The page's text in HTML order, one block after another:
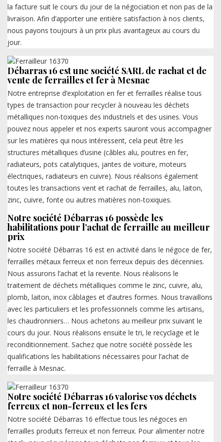
la facture suit le cours du jour de la négociation et non pas de la
livraison. Afin d’apporter une entière satisfaction à nos clients,
nous payons toujours à un prix plus avantageux au cours du
jour.
Débarras 16 est une société SARL de rachat et de
vente de ferrailles et fer à Mesnac
Notre entreprise d’exploitation en fer et ferrailles réalise tous
types de transaction pour recycler à nouveau les déchets
métalliques non-toxiques des industriels et des usines. Vous
pouvez nous appeler et nos experts sauront vous accompagner
sur les matières qui nous intéressent, cela peut être les
structures métalliques d’usine (câbles alu, poutres en fer,
radiateurs, pots catalytiques, jantes de voiture, moteurs
électriques, radiateurs en cuivre). Nous réalisons également
toutes les transactions vent et rachat de ferrailles, alu, laiton,
zinc, cuivre, fonte ou autres matières non-toxiques.
Notre société Débarras 16 possède les
habilitations pour l’achat de ferraille au meilleur
prix
Notre société Débarras 16 est en activité dans le négoce de fer,
ferrailles métaux ferreux et non ferreux depuis des décennies.
Nous assurons l’achat et la revente. Nous réalisons le
traitement de déchets métalliques comme le zinc, cuivre, alu,
plomb, laiton, inox câblages et d’autres formes. Nous travaillons
avec les particuliers et les professionnels comme les artisans,
les chaudronniers… Nous achetons au meilleur prix suivant le
cours du jour. Nous réalisons ensuite le tri, le recyclage et le
reconditionnement. Sachez que notre société possède les
qualifications les habilitations nécessaires pour l’achat de
ferraille à Mesnac.
Notre société Débarras 16 valorise vos déchets
ferreux et non-ferreux et les fers
Notre société Débarras 16 effectue tous les négoces en
ferrailles produits ferreux et non ferreux. Pour alimenter notre